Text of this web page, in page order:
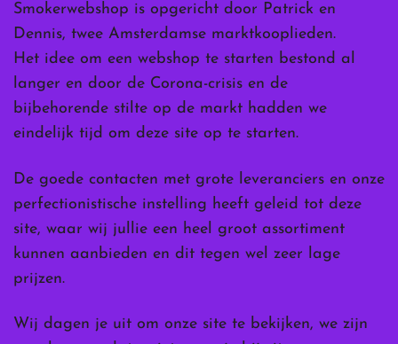
Smokerwebshop is opgericht door Patrick en
Dennis, twee Amsterdamse marktkooplieden.
Het idee om een webshop te starten bestond al
langer en door de Corona-crisis en de
bijbehorende stilte op de markt hadden we
eindelijk tijd om deze site op te starten.
De goede contacten met grote leveranciers en onze
perfectionistische instelling heeft geleid tot deze
site, waar wij jullie een heel groot assortiment
kunnen aanbieden en dit tegen wel zeer lage
prijzen.
Wij dagen je uit om onze site te bekijken, we zijn